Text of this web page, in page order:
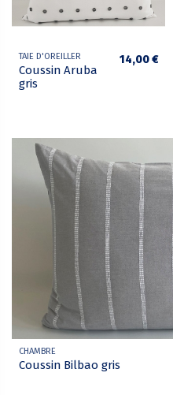
TAIE D'OREILLER
Coussin Aruba
gris
14,00 €
CHAMBRE
Coussin Bilbao gris